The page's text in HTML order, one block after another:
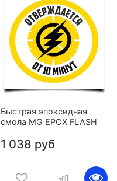
Быстрая эпоксидная
смола MG EPOX FLASH
1 038 руб